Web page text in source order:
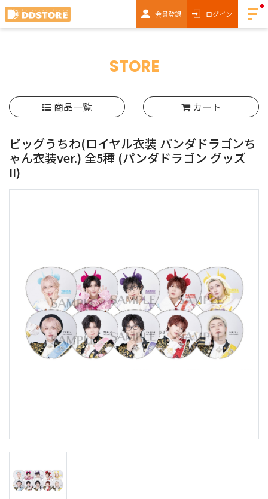
会員登録 ログイン
STORE
商品一覧 カート
ビッグうちわ(ロイヤル衣装 パンダドラゴンち
ゃん衣装ver.) 全5種 (パンダドラゴン グッズ
II)